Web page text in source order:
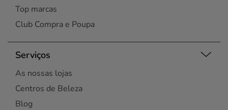
Top marcas
Club Compra e Poupa
Serviços
As nossas lojas
Centros de Beleza
Blog